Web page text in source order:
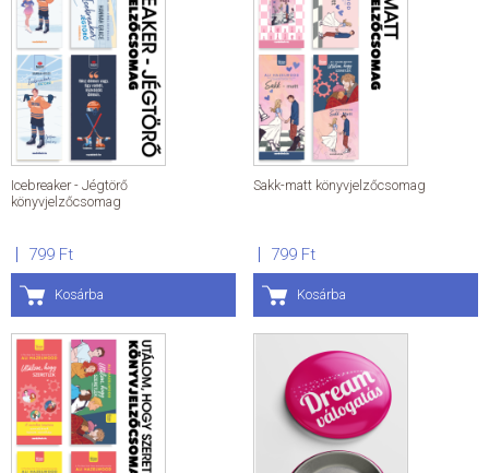
Icebreaker - Jégtörő
könyvjelzőcsomag
799 Ft
Kosárba
Sakk-matt könyvjelzőcsomag
799 Ft
Kosárba